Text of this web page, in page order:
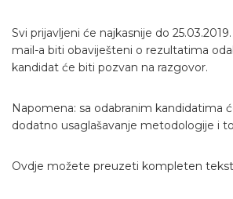
Svi prijavljeni će najkasnije do
mail-a biti obaviješteni o rezultatima
kandidat će biti pozvan na razgovor.
Napomena: sa odabranim kandidatima
dodatno usaglašavanje metodologije i
Ovdje možete preuzeti kompleten